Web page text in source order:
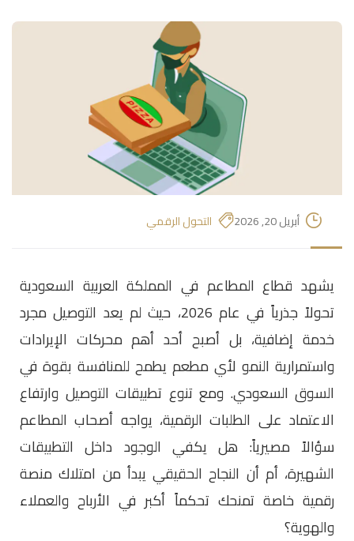
أبريل 20, 2026 التحول الرقمي
يشهد قطاع المطاعم في المملكة العربية السعودية
تحولاً جذرياً في عام 2026، حيث لم يعد التوصيل مجرد
خدمة إضافية، بل أصبح أحد أهم محركات الإيرادات
واستمرارية النمو لأي مطعم يطمح للمنافسة بقوة في
السوق السعودي. ومع تنوع تطبيقات التوصيل وارتفاع
الاعتماد على الطلبات الرقمية، يواجه أصحاب المطاعم
سؤالاً مصيرياً: هل يكفي الوجود داخل التطبيقات
الشهيرة، أم أن النجاح الحقيقي يبدأ من امتلاك منصة
رقمية خاصة تمنحك تحكماً أكبر في الأرباح والعملاء
والهوية؟